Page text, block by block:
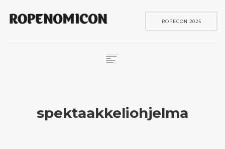
ROPECON 2025
spektaakkeliohjelma